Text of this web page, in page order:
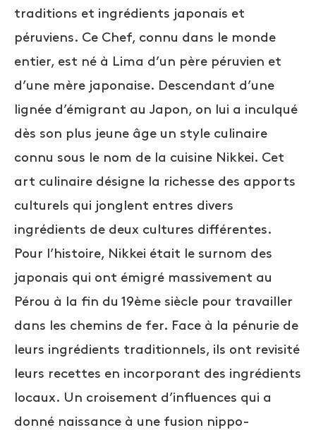
traditions et ingrédients japonais et
péruviens. Ce Chef, connu dans le monde
entier, est né à Lima d’un père péruvien et
d’une mère japonaise. Descendant d’une
lignée d’émigrant au Japon, on lui a inculqué
dès son plus jeune âge un style culinaire
connu sous le nom de la cuisine Nikkei. Cet
art culinaire désigne la richesse des apports
culturels qui jonglent entres divers
ingrédients de deux cultures différentes.
Pour l’histoire, Nikkei était le surnom des
japonais qui ont émigré massivement au
Pérou à la fin du 19ème siècle pour travailler
dans les chemins de fer. Face à la pénurie de
leurs ingrédients traditionnels, ils ont revisité
leurs recettes en incorporant des ingrédients
locaux. Un croisement d’influences qui a
donné naissance à une fusion nippo-